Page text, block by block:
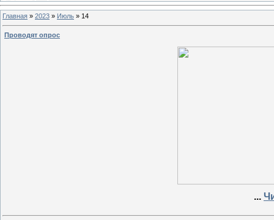
Главная » 2023 » Июль » 14
Проводят опрос
...